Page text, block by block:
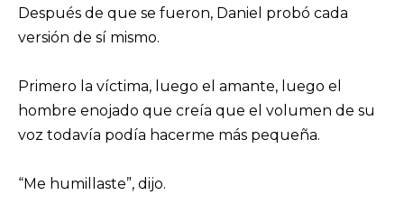
Después de que se fueron, Daniel probó cada
versión de sí mismo.
Primero la víctima, luego el amante, luego el
hombre enojado que creía que el volumen de su
voz todavía podía hacerme más pequeña.
“Me humillaste”, dijo.